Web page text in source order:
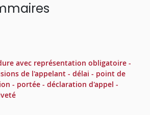
avec représentation obligatoire -
de l'appelant - délai - point de
- portée - déclaration d'appel -